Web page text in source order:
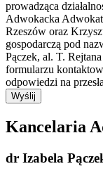
prowadząca
Adwokacka
Rzeszów oraz
gospodarczą pod
Pączek, al. T.
formularzu
odpowiedzi na
Wyślij
Kancelaria
dr Izabela